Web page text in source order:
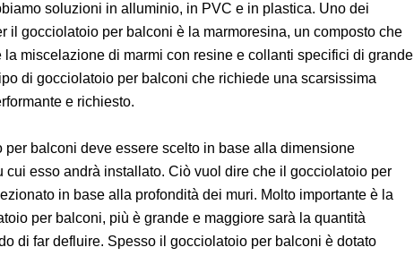
soluzioni in alluminio, in PVC e in plastica. Uno dei
il gocciolatoio per balconi è la marmoresina, un composto che
la miscelazione di marmi con resine e collanti specifici di grande
di gocciolatoio per balconi che richiede una scarsissima
e richiesto.
per balconi deve essere scelto in base alla dimensione
cui esso andrà installato. Ciò vuol dire che il gocciolatoio per
in base alla profondità dei muri. Molto importante è la
per balconi, più è grande e maggiore sarà la quantità
di far defluire. Spesso il gocciolatoio per balconi è dotato